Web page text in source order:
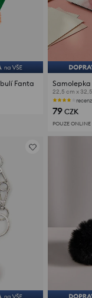
Fanta
22,5 cm x
79 CZK
POUZE ONLINE